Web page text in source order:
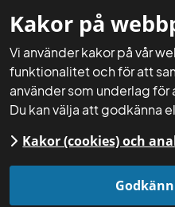
Kakor på
Vi använder kakor på vår
funktionalitet och för att
använder som underlag
Du kan välja att godkänna
Kakor (cookies) och
Startsida Aktuellt